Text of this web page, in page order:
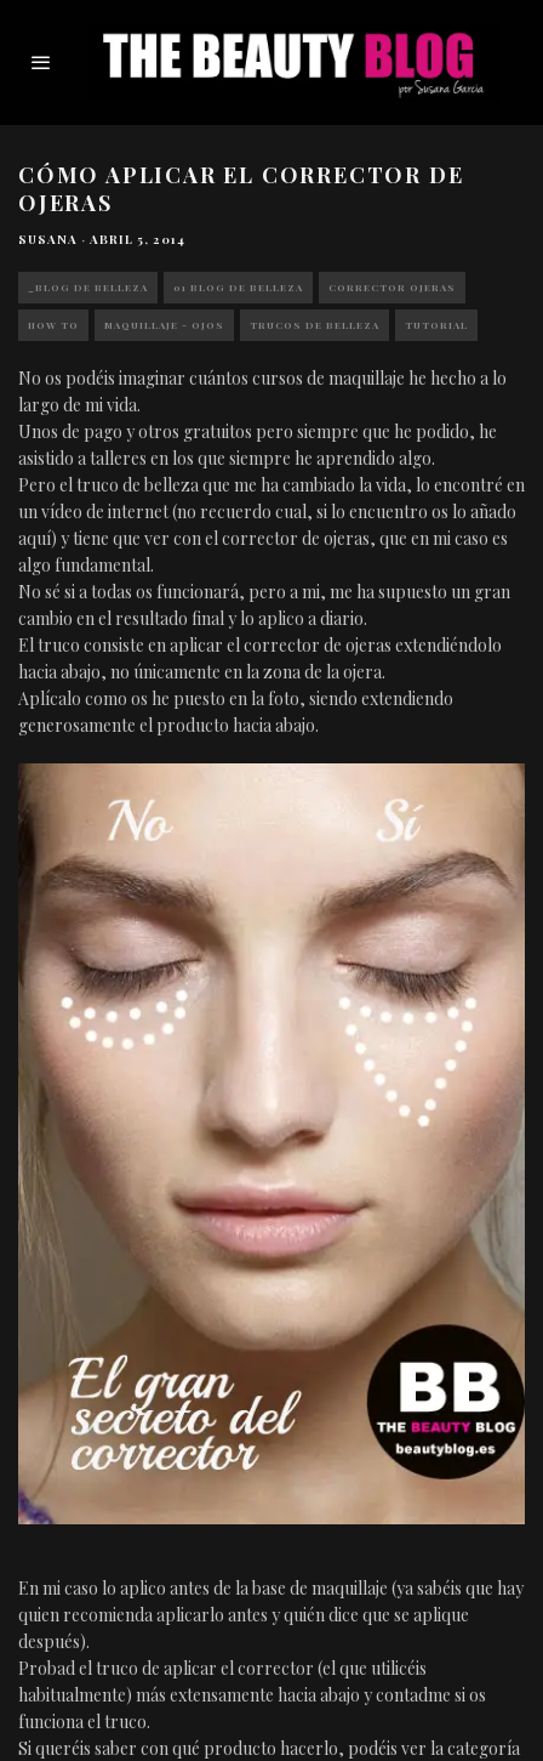
CÓMO APLICAR EL CORRECTOR DE
OJERAS
SUSANA · ABRIL 5, 2014
_BLOG DE BELLEZA 01 BLOG DE BELLEZA CORRECTOR OJERAS
HOW TO MAQUILLAJE - OJOS TRUCOS DE BELLEZA TUTORIAL
No os podéis imaginar cuántos cursos de maquillaje he hecho a lo
largo de mi vida.
Unos de pago y otros gratuitos pero siempre que he podido, he
asistido a talleres en los que siempre he aprendido algo.
Pero el truco de belleza que me ha cambiado la vida, lo encontré en
un vídeo de internet (no recuerdo cual, si lo encuentro os lo añado
aquí) y tiene que ver con el corrector de ojeras, que en mi caso es
algo fundamental.
No sé si a todas os funcionará, pero a mi, me ha supuesto un gran
cambio en el resultado final y lo aplico a diario.
El truco consiste en aplicar el corrector de ojeras extendiéndolo
hacia abajo, no únicamente en la zona de la ojera.
Aplícalo como os he puesto en la foto, siendo extendiendo
generosamente el producto hacia abajo.
En mi caso lo aplico antes de la base de maquillaje (ya sabéis que hay
quien recomienda aplicarlo antes y quién dice que se aplique
después).
Probad el truco de aplicar el corrector (el que utilicéis
habitualmente) más extensamente hacia abajo y contadme si os
funciona el truco.
Si queréis saber con qué producto hacerlo, podéis ver la categoría